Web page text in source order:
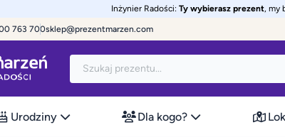
Inżynier Radości: Ty wybierasz prezent, my
763 700sklep@prezentmarzen.com
Urodziny Dla kogo?